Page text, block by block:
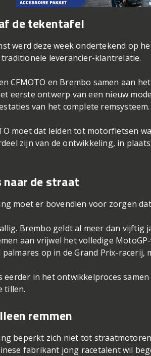
de tekentafel
werd deze week ondertekend op
leverancier-klantrelatie.
CFMOTO en Brembo samen aan
eerste ontwerp van een nieuw
van het complete remsysteem.
moet dat leiden tot motorfietsen
zijn van de ontwikkeling, in
naar de straat
moet er bovendien voor zorgen
Brembo geldt al meer dan
aan vrijwel het volledige
op in de Grand Prix-
eerder in het ontwikkelproces
tillen.
remmen
beperkt zich niet tot
fabrikant jong racetalent wil